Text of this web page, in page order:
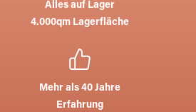
Alles auf Lager
4.000qm Lagerfläche
Mehr als 40 Jahre
Erfahrung